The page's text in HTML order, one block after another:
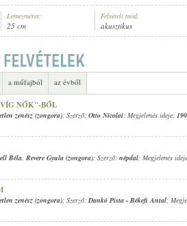
VENCZELL BÉLA, REVERE GYULA (ZONGORA)
Lemezméret:
25 cm
Felvételi mód:
akusztikus
a műfajból az évből
NŐK"-BŐL
zenész (zongora); Szerző: Otto Nicolai; Megjelenés ideje:
Béla, Revere Gyula (zongora); Szerző: népdal; Megjelenés
zenész (zongora); Szerző:Dankó Pista - Békefi Antal;